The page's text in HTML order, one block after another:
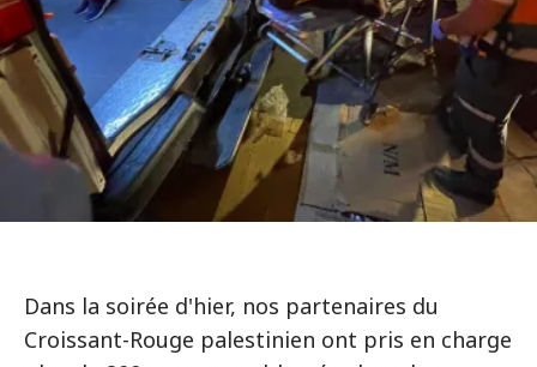
Dans la soirée d'hier, nos partenaires du
Croissant-Rouge palestinien ont pris en charge